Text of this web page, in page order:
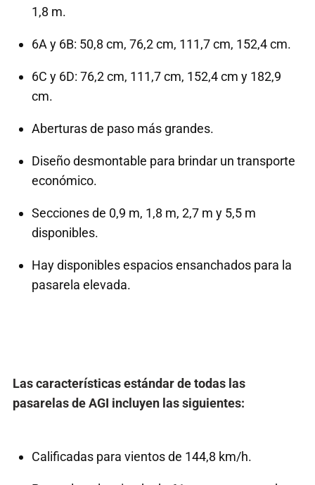
1,8 m.
6A y 6B: 50,8 cm, 76,2 cm, 111,7 cm, 152,4 cm.
6C y 6D: 76,2 cm, 111,7 cm, 152,4 cm y 182,9
cm.
Aberturas de paso más grandes.
Diseño desmontable para brindar un transporte
económico.
Secciones de 0,9 m, 1,8 m, 2,7 m y 5,5 m
disponibles.
Hay disponibles espacios ensanchados para la
pasarela elevada.
Las características estándar de todas las
pasarelas de AGI incluyen las siguientes:
Calificadas para vientos de 144,8 km/h.